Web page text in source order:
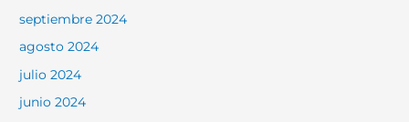
septiembre 2024
agosto 2024
julio 2024
junio 2024